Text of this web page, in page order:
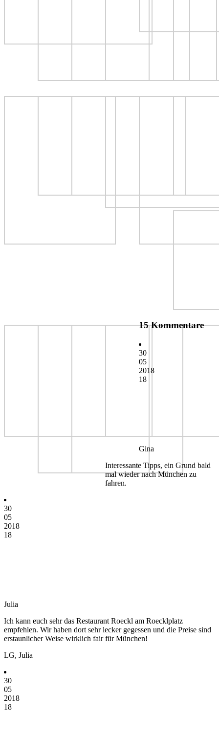
15 Kommentare
30
05
2018
18
Gina
Interessante Tipps, ein Grund bald
mal wieder nach München zu
fahren.
30
05
2018
18
Julia
Ich kann euch sehr das Restaurant Roeckl am Roecklplatz
empfehlen. Wir haben dort sehr lecker gegessen und die Preise sind
erstaunlicher Weise wirklich fair für München!
LG, Julia
30
05
2018
18